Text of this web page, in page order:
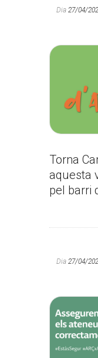
Dia 27/04/
Torna
aquesta
pel barri
Dia 27/04/